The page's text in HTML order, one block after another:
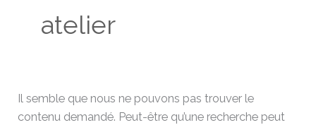
atelier
Il semble que nous ne pouvons pas trouver le
contenu demandé. Peut-être qu’une recherche peut